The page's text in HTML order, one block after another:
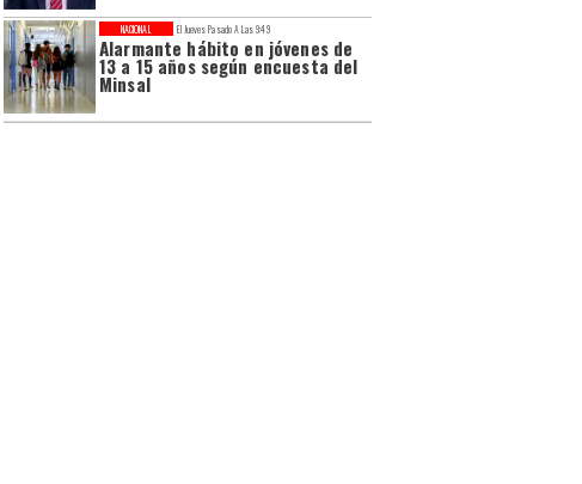
El Jueves Pasado A Las 9:49
Alarmante hábito en jóvenes de
13 a 15 años según encuesta del
Minsal
NACIONAL